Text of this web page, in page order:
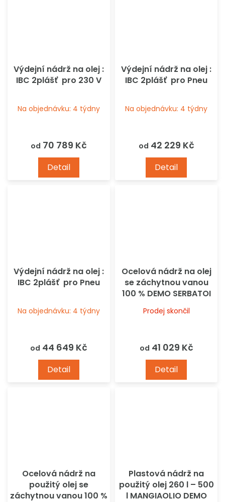
Výdejní nádrž na olej :
IBC 2plášť pro 230 V
Na objednávku: 4 týdny
od 70 789 Kč
Detail
Výdejní nádrž na olej :
IBC 2plášť pro Pneu
Na objednávku: 4 týdny
od 42 229 Kč
Detail
Výdejní nádrž na olej :
IBC 2plášť pro Pneu
Na objednávku: 4 týdny
od 44 649 Kč
Detail
Ocelová nádrž na olej
se záchytnou vanou
100 % DEMO SERBATOI
Prodej skončil
od 41 029 Kč
Detail
Ocelová nádrž na
použitý olej se
záchytnou vanou 100 %
Plastová nádrž na
použitý olej 260 l – 500
l MANGIAOLIO DEMO